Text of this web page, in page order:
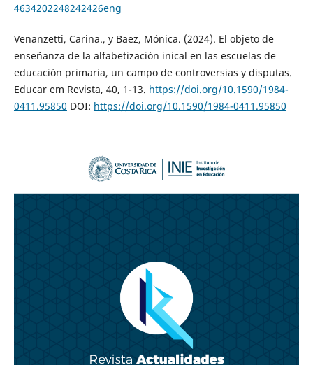
4634202248242426eng
Venanzetti, Carina., y Baez, Mónica. (2024). El objeto de
enseñanza de la alfabetización inical en las escuelas de
educación primaria, un campo de controversias y disputas.
Educar em Revista, 40, 1-13. https://doi.org/10.1590/1984-
0411.95850 DOI: https://doi.org/10.1590/1984-0411.95850